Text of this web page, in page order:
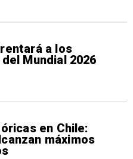
a los
Mundial 2026
en Chile:
máximos